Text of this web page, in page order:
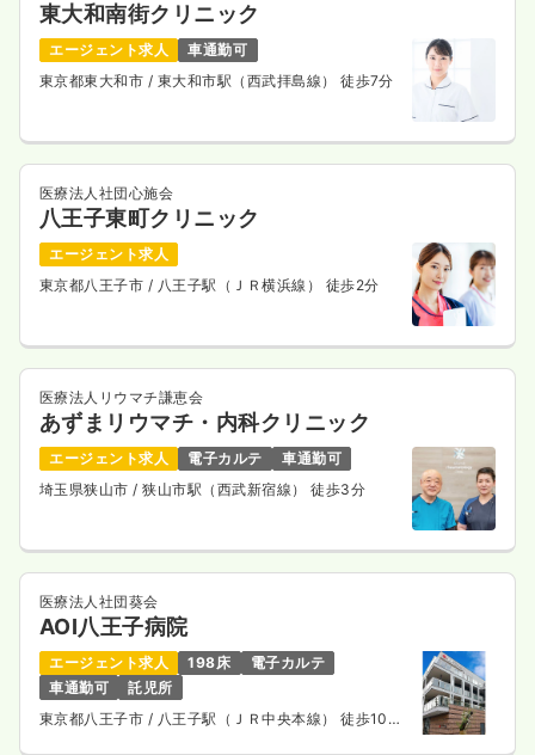
東大和南街クリニック
エージェント求人
車通勤可
東京都東大和市 / 東大和市駅（西武拝島線） 徒歩7分
医療法人社団心施会
八王子東町クリニック
エージェント求人
東京都八王子市 / 八王子駅（ＪＲ横浜線） 徒歩2分
医療法人リウマチ謙恵会
あずまリウマチ・内科クリニック
エージェント求人 電子カルテ
車通勤可
埼玉県狭山市/ 狭山市駅（西武新宿線） 徒歩3分
医療法人社団葵会
AOI八王子病院
エージェント求人 198床
電子カルテ
車通勤可
託児所
東京都八王子市 / 八王子駅（ＪＲ中央本線） 徒歩10